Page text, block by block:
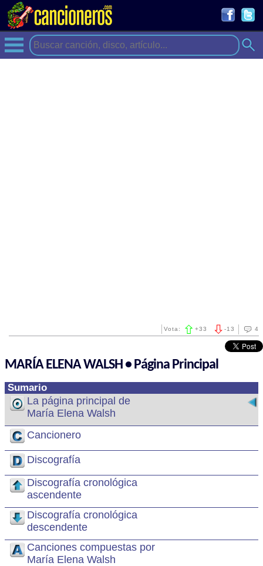
4
-13
Vota: +33
MARÍA ELENA WALSH • Página Principal
Sumario
La página principal de
María Elena Walsh
Cancionero
Discografía
Discografía cronológica
ascendente
Discografía cronológica
descendente
Canciones compuestas por
María Elena Walsh